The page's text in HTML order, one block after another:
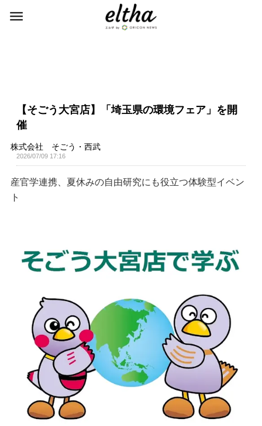
【そごう大宮店】「埼玉県の環境フェア」を開
催
株式会社 そごう・西武
2026/07/09 17:16
産官学連携、夏休みの自由研究にも役立つ体験型イベン
ト